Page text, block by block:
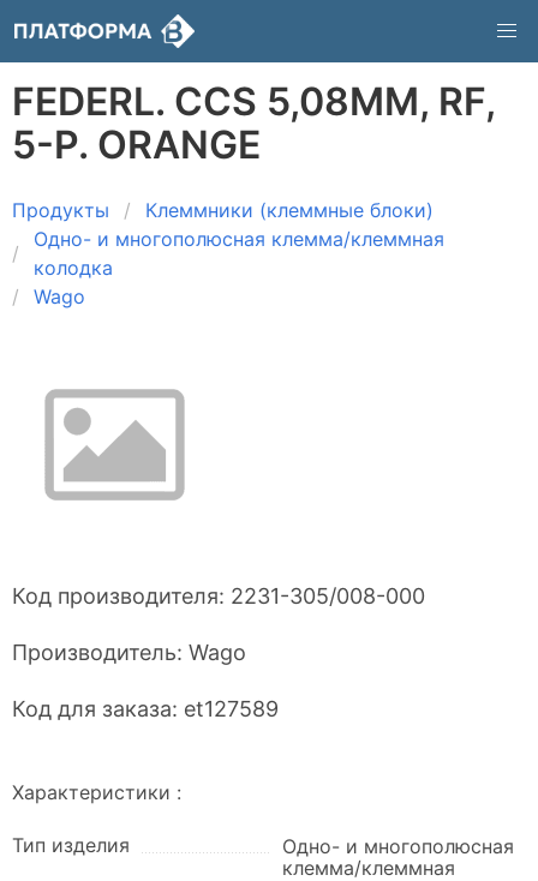
FEDERL. CCS 5,08MM, RF,
5-P. ORANGE
Продукты
Клеммники (клеммные блоки)
Одно- и многополюсная клемма/клеммная
колодка
Wago
Код производителя: 2231-305/008-000
Производитель: Wago
Код для заказа: et127589
Характеристики :
Тип изделия
Одно- и многополюсная
клемма/клеммная